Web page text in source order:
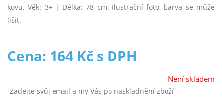
kovu. Věk: 3+ | Délka: 78 cm. Ilustrační foto, barva se může
lišit.
Cena: 164 Kč s DPH
Není skladem
Zadejte svůj email a my Vás po naskladnění zboží